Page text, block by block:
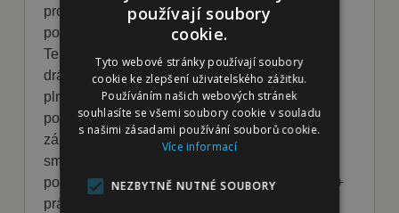
promyšlených kroků: mazlíček musí nejprve
pootočit otáčecím středem do správné polohy.
Teprve poté lze herní klobouček posunout v
drážce a úplně ho vyjmout. Obtížnost hry máte
plně ve svých rukou – stačí upravit množství
použitých kloboučků. Získáte tak interaktivní
zábavu na míru, která vašemu zvířeti poskytne
smysluplnou aktivitu zaměřenou na otáčení,
posouvání a vytahování dílků (jemná motorika +
práce nosem).
používají soubory
cookie.
Tyto webové stránky používají soubory
cookie ke zlepšení uživatelského zážitku.
Používáním našich webových stránek
souhlasíte se všemi soubory cookie v souladu
s našimi zásadami používání souborů cookie.
Více informací
NEZBYTNĚ NUTNÉ SOUBORY